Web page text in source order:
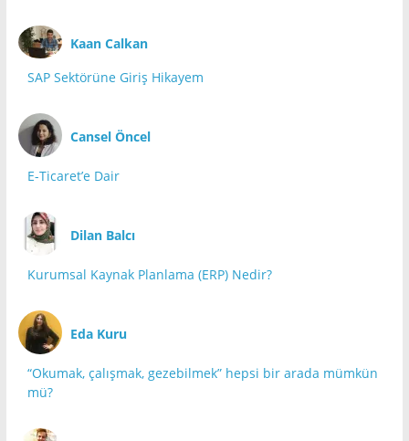
Kaan Calkan
SAP Sektörüne Giriş Hikayem
Cansel Öncel
E-Ticaret’e Dair
Dilan Balcı
Kurumsal Kaynak Planlama (ERP) Nedir?
Eda Kuru
“Okumak, çalışmak, gezebilmek” hepsi bir arada mümkün
mü?